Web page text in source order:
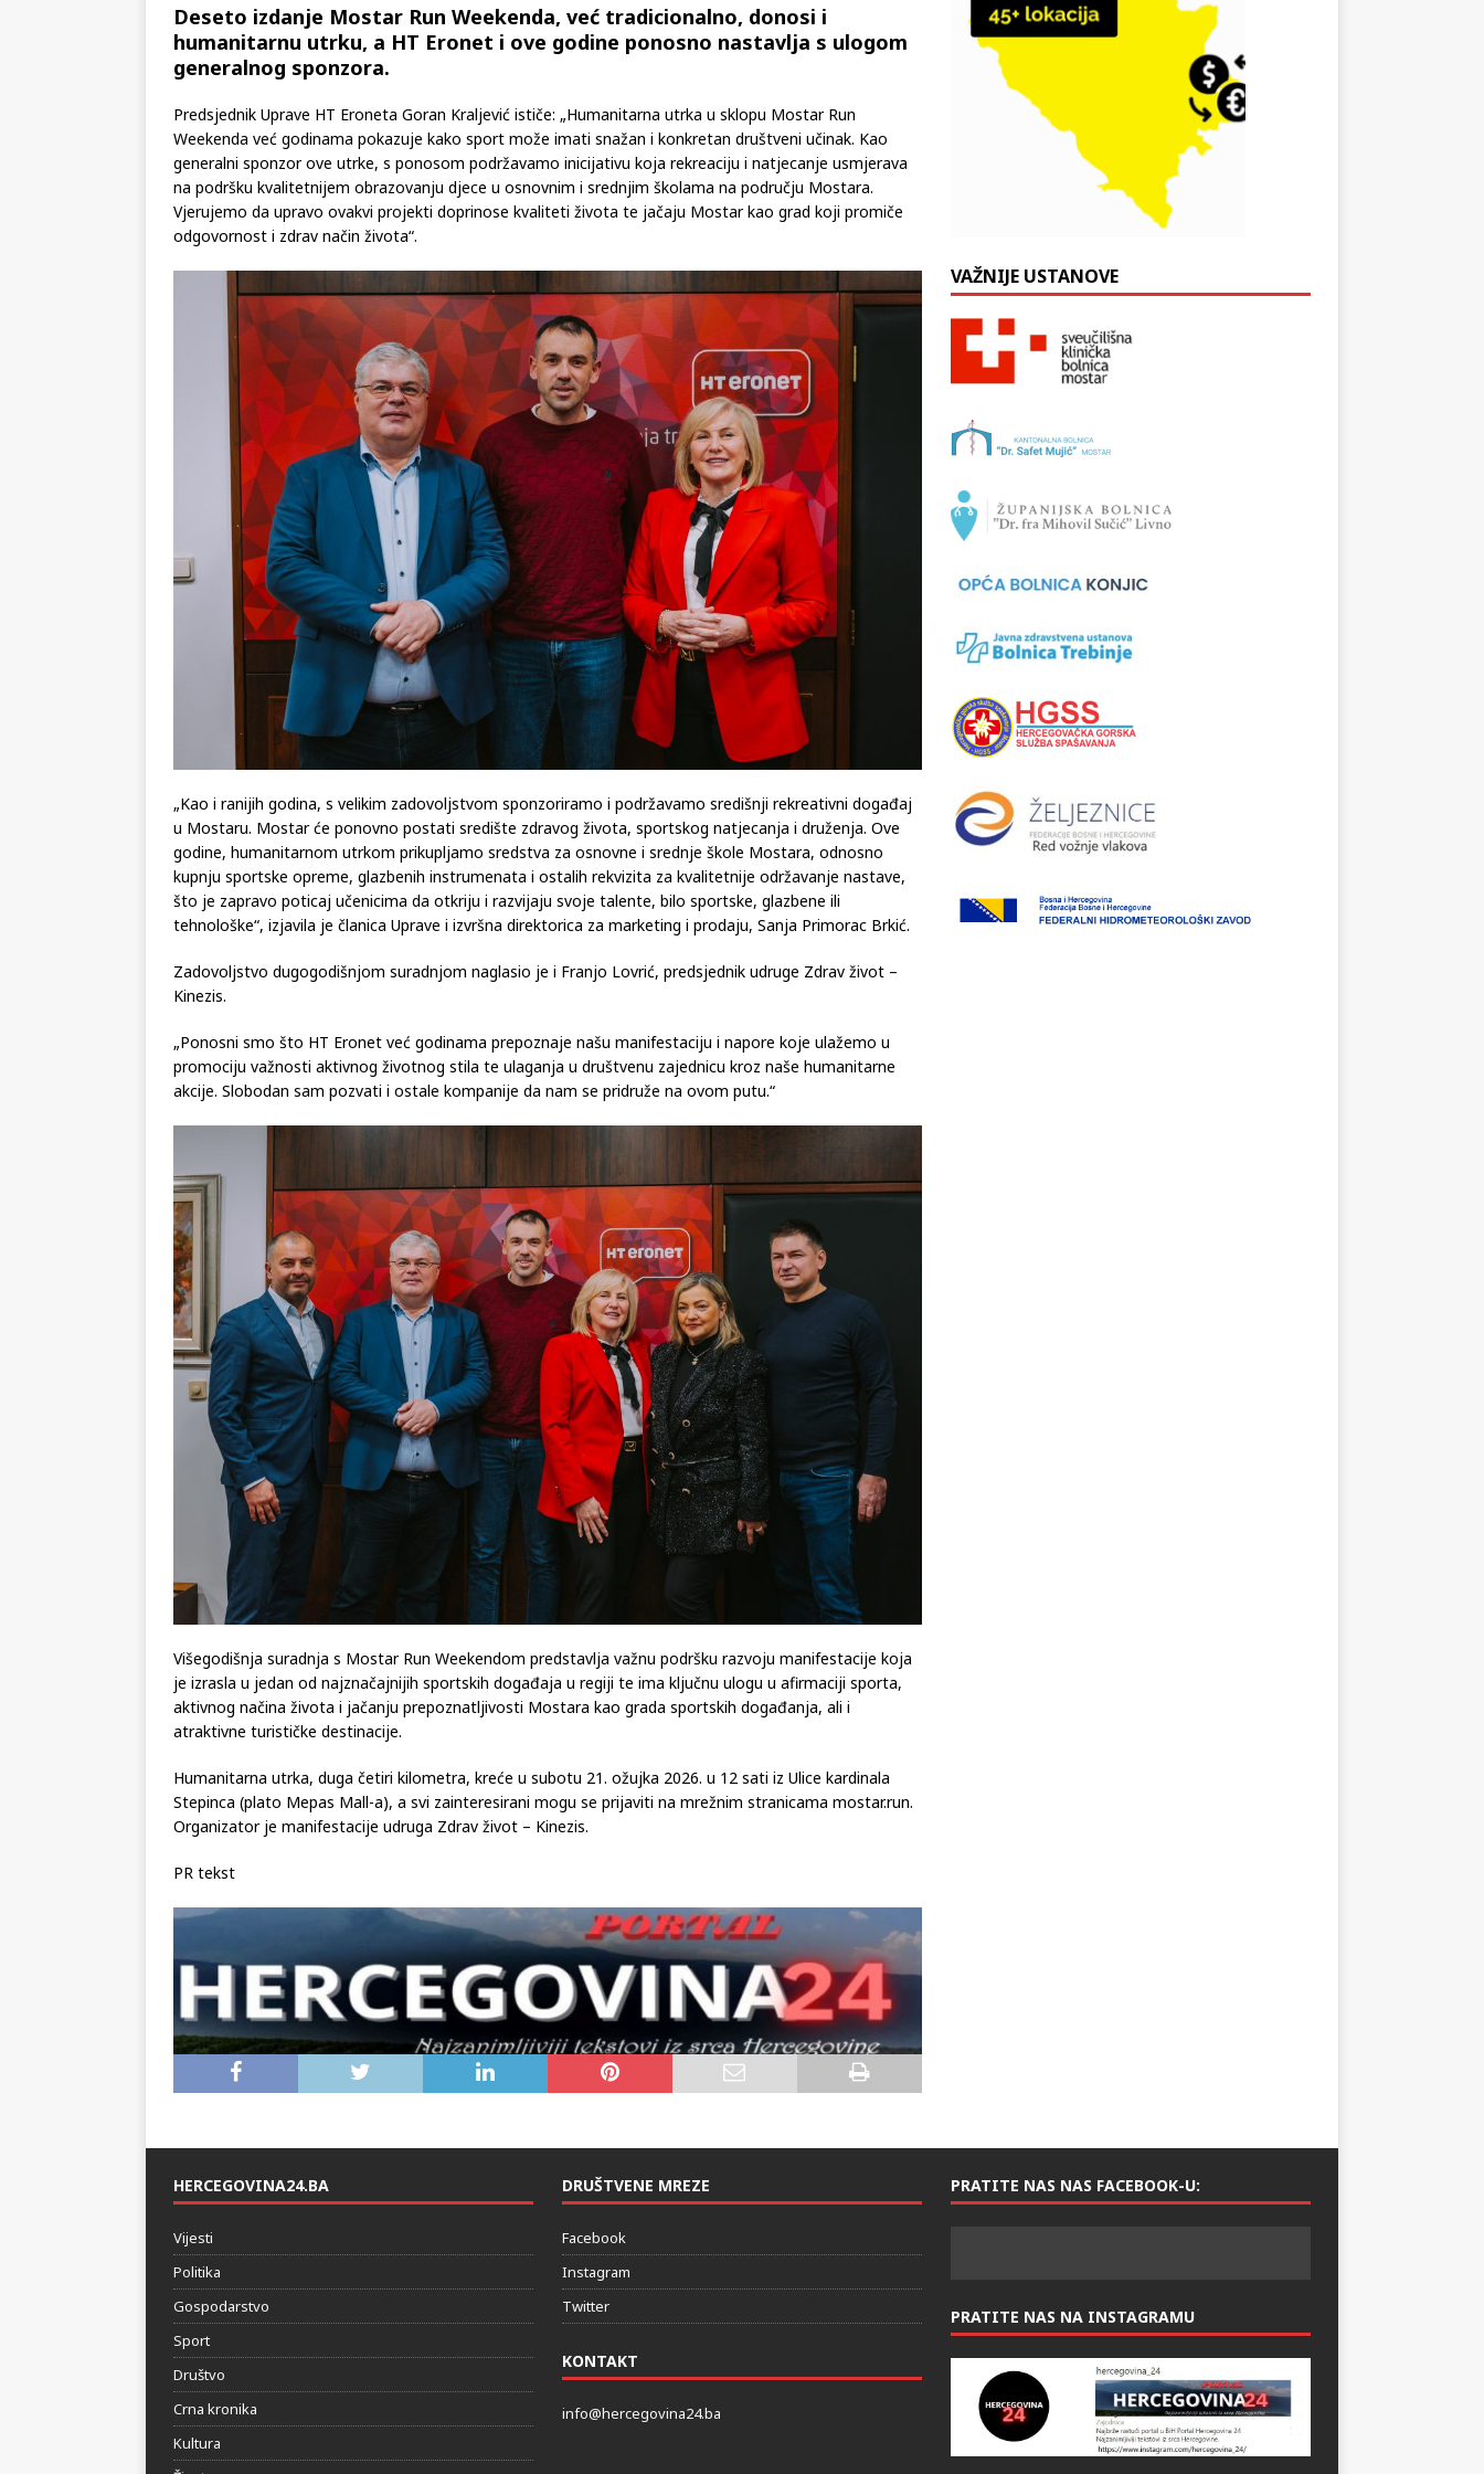
Deseto izdanje Mostar Run Weekenda, već tradicionalno, donosi i
humanitarnu utrku, a HT Eronet i ove godine ponosno nastavlja s ulogom
generalnog sponzora.
Predsjednik Uprave HT Eroneta Goran Kraljević ističe: „Humanitarna utrka u sklopu Mostar Run
Weekenda već godinama pokazuje kako sport može imati snažan i konkretan društveni učinak. Kao
generalni sponzor ove utrke, s ponosom podržavamo inicijativu koja rekreaciju i natjecanje usmjerava
na podršku kvalitetnijem obrazovanju djece u osnovnim i srednjim školama na području Mostara.
Vjerujemo da upravo ovakvi projekti doprinose kvaliteti života te jačaju Mostar kao grad koji promiče
odgovornost i zdrav način života“.
„Kao i ranijih godina, s velikim zadovoljstvom sponzoriramo i podržavamo središnji rekreativni događaj
u Mostaru. Mostar će ponovno postati središte zdravog života, sportskog natjecanja i druženja. Ove
godine, humanitarnom utrkom prikupljamo sredstva za osnovne i srednje škole Mostara, odnosno
kupnju sportske opreme, glazbenih instrumenata i ostalih rekvizita za kvalitetnije održavanje nastave,
što je zapravo poticaj učenicima da otkriju i razvijaju svoje talente, bilo sportske, glazbene ili
tehnološke“, izjavila je članica Uprave i izvršna direktorica za marketing i prodaju, Sanja Primorac Brkić.
Zadovoljstvo dugogodišnjom suradnjom naglasio je i Franjo Lovrić, predsjednik udruge Zdrav život –
Kinezis.
„Ponosni smo što HT Eronet već godinama prepoznaje našu manifestaciju i napore koje ulažemo u
promociju važnosti aktivnog životnog stila te ulaganja u društvenu zajednicu kroz naše humanitarne
akcije. Slobodan sam pozvati i ostale kompanije da nam se pridruže na ovom putu.“
Višegodišnja suradnja s Mostar Run Weekendom predstavlja važnu podršku razvoju manifestacije koja
je izrasla u jedan od najznačajnijih sportskih događaja u regiji te ima ključnu ulogu u afirmaciji sporta,
aktivnog načina života i jačanju prepoznatljivosti Mostara kao grada sportskih događanja, ali i
atraktivne turističke destinacije.
Humanitarna utrka, duga četiri kilometra, kreće u subotu 21. ožujka 2026. u 12 sati iz Ulice kardinala
Stepinca (plato Mepas Mall-a), a svi zainteresirani mogu se prijaviti na mrežnim stranicama mostar.run.
Organizator je manifestacije udruga Zdrav život – Kinezis.
PR tekst
VAŽNIJE USTANOVE
HERCEGOVINA24.BA
Vijesti
Politika
Gospodarstvo
Sport
Društvo
Crna kronika
Kultura
DRUŠTVENE MREZE
Facebook
Instagram
Twitter
KONTAKT
info@hercegovina24.ba
PRATITE NAS NAS FACEBOOK-U:
PRATITE NAS NA INSTAGRAMU